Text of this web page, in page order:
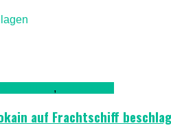
,
auf Frachtschiff